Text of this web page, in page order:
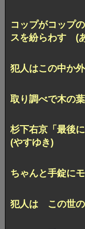
コップがコップ
スを紛らわす (
犯人はこの中か
取り調べで木の
杉下右京「最後
(やすゆき)
ちゃんと手錠に
犯人は この世